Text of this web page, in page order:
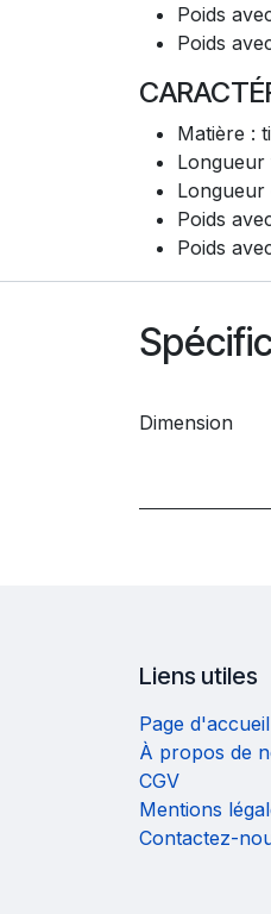
Poids
Poids
Matière :
Longueur
Longueur
Poids
Poids
Dimension
Liens utiles
Page d'accueil
À propos de
CGV
Mentions
Contactez-